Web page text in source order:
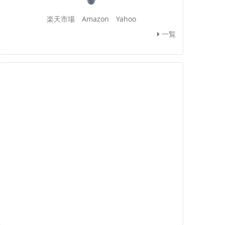
楽天市場 Amazon
Yahoo
一覧